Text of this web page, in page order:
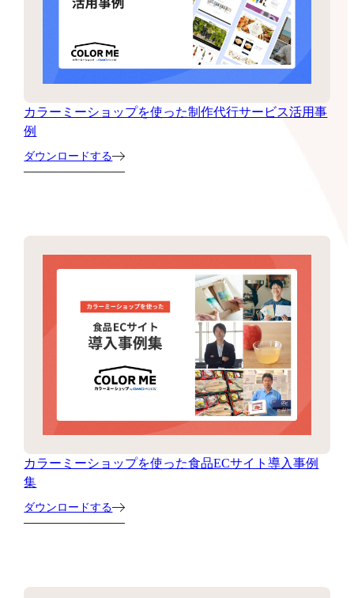
カラーミーショップを使った制作代行サービス活用事
例
ダウンロードする
カラーミーショップを使った食品ECサイト導入事例
集
ダウンロードする